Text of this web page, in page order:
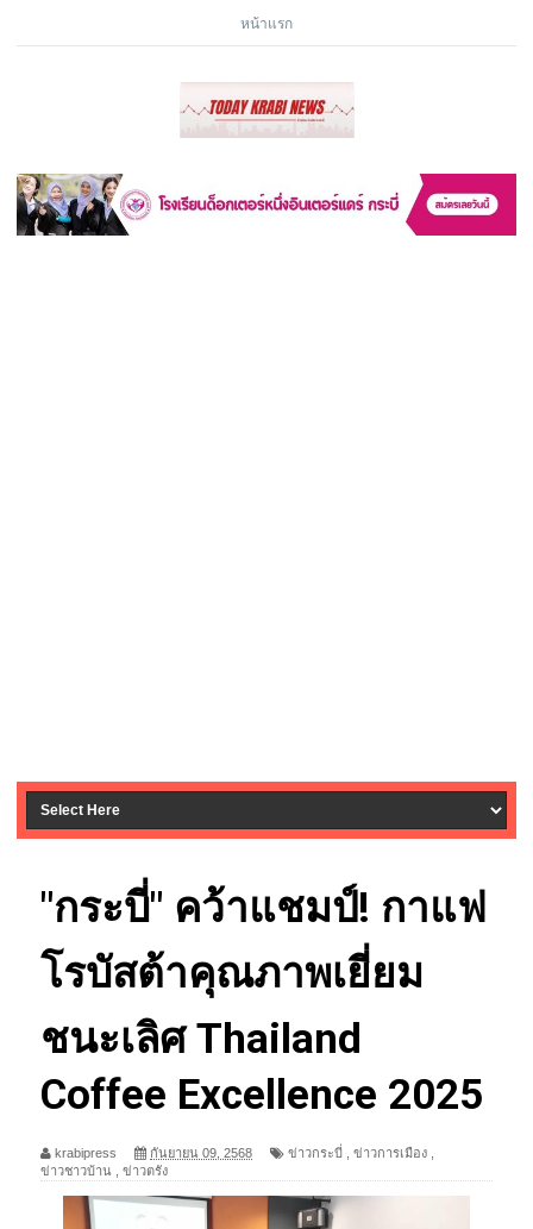
หน้าแรก
"กระบี่" คว้าแชมป์! กาแฟ
โรบัสต้าคุณภาพเยี่ยม
ชนะเลิศ Thailand
Coffee Excellence 2025
krabipress กันยายน 09, 2568 ข่าวกระบี่ ข่าวการเมือง
ข่าวชาวบ้าน
ข่าวตรัง